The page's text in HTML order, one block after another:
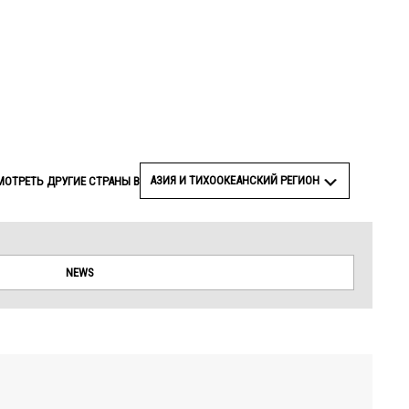
ДРУГИЕ СТРАНЫ В АЗИЯ И ТИХООКЕАНСКИЙ РЕГИОН
NEWS